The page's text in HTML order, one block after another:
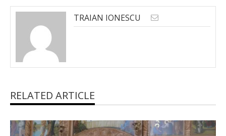
TRAIAN IONESCU
RELATED ARTICLE